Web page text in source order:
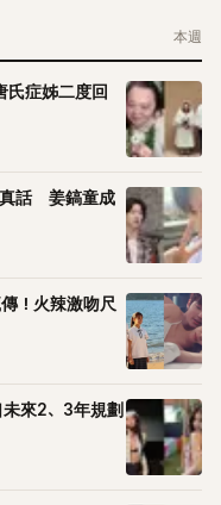
本週
氏症姊二度回
真話 姜鎬童成
！火辣激吻尺
未來2、3年規劃